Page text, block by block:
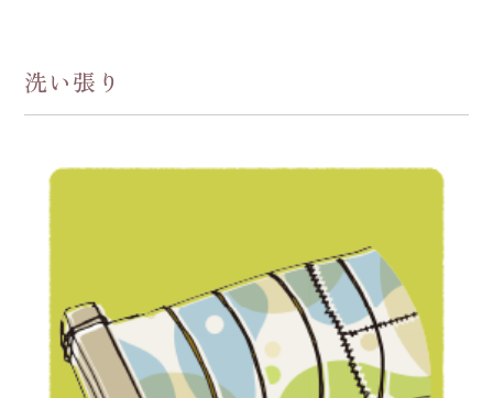
洗い張り